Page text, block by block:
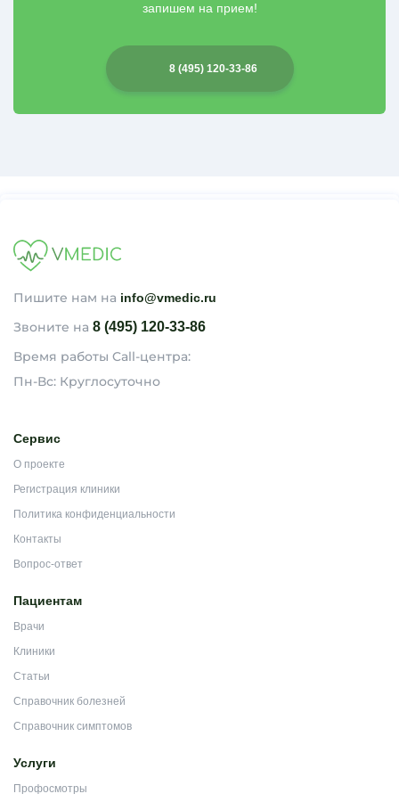
запишем на прием!
8 (495) 120-33-86
Сервис
О проекте
Регистрация клиники
Политика конфиденциальности
Контакты
Вопрос-ответ
Пациентам
Врачи
Клиники
Статьи
Справочник болезней
Справочник симптомов
Услуги
Профосмотры
Пишите нам на info@vmedic.ru
Звоните на 8 (495) 120-33-86
Время работы Call-центра:
Пн-Вс: Круглосуточно